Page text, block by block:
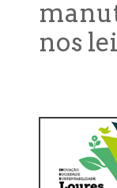
nos